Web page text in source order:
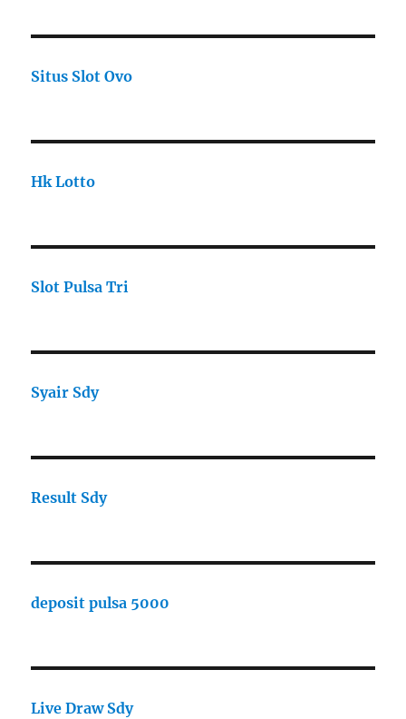
Situs Slot Ovo
Hk Lotto
Slot Pulsa Tri
Syair Sdy
Result Sdy
deposit pulsa 5000
Live Draw Sdy